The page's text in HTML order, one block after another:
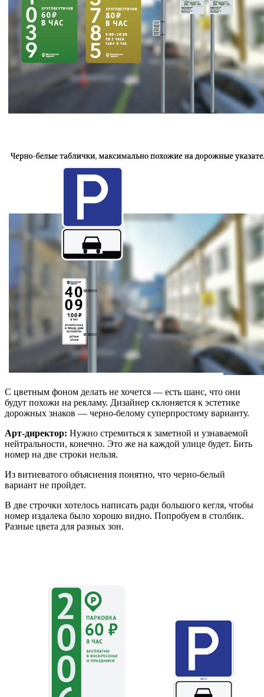
С цветным фоном делать не хочется — есть шанс, что они
будут похожи на рекламу. Дизайнер склоняется к эстетике
дорожных знаков — черно-белому суперпростому варианту.
Арт-директор: Нужно стремиться к заметной и узнаваемой
нейтральности, конечно. Это же на каждой улице будет. Бить
номер на две строки нельзя.
Из витиеватого объяснения понятно, что черно-белый
вариант не пройдет.
В две строчки хотелось написать ради большого кегля, чтобы
номер издалека было хорошо видно. Попробуем в столбик.
Разные цвета для разных зон.